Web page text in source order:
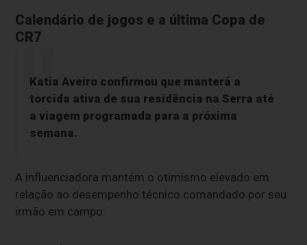
Calendário de jogos e a última Copa de
CR7
Katia Aveiro confirmou que manterá a
torcida ativa de sua residência na Serra até
a viagem programada para a próxima
semana.
A influenciadora mantém o otimismo elevado em
relação ao desempenho técnico comandado por seu
irmão em campo: